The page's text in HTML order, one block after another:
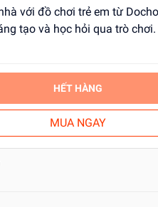
với đồ chơi trẻ em từ
tạo và học hỏi qua trò
HẾT HÀNG
MUA NGAY